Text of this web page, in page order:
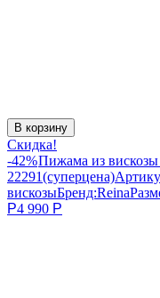
В корзину
Скидка!
-42%Пижама из вискозы
22291(суперцена)
вискозыБренд:Reina
Р4 990 Р